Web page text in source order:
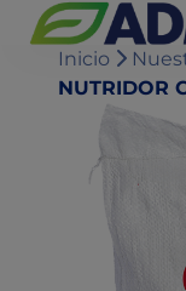
Inicio
NUTRIDOR